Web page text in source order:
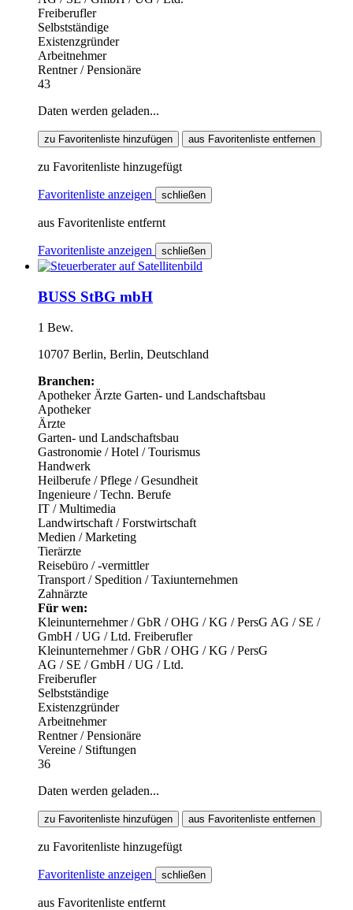
Freiberufler
Selbstständige
Existenzgründer
Arbeitnehmer
Rentner / Pensionäre
43
Daten werden geladen...
zu Favoritenliste hinzufügen aus Favoritenliste entfernen
zu Favoritenliste hinzugefügt
Favoritenliste anzeigen schließen
aus Favoritenliste entfernt
Favoritenliste anzeigen schließen
BUSS StBG mbH
1 Bew.
10707 Berlin, Berlin, Deutschland
Branchen:
Apotheker Ärzte Garten- und Landschaftsbau
Apotheker
Ärzte
Garten- und Landschaftsbau
Gastronomie / Hotel / Tourismus
Handwerk
Heilberufe / Pflege / Gesundheit
Ingenieure / Techn. Berufe
IT / Multimedia
Landwirtschaft / Forstwirtschaft
Medien / Marketing
Tierärzte
Reisebüro / -vermittler
Transport / Spedition / Taxiunternehmen
Zahnärzte
Für wen:
Kleinunternehmer / GbR / OHG / KG / PersG AG / SE /
GmbH / UG / Ltd. Freiberufler
Kleinunternehmer / GbR / OHG / KG / PersG
AG / SE / GmbH / UG / Ltd.
Freiberufler
Selbstständige
Existenzgründer
Arbeitnehmer
Rentner / Pensionäre
Vereine / Stiftungen
36
Daten werden geladen...
zu Favoritenliste hinzufügen aus Favoritenliste entfernen
zu Favoritenliste hinzugefügt
Favoritenliste anzeigen schließen
aus Favoritenliste entfernt